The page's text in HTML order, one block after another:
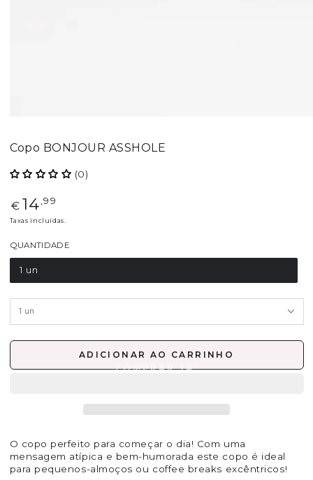
Copo BONJOUR ASSHOLE
(0)
Preço
regular
€ 14 ,99
Taxas incluídas.
QUANTIDADE
1 un
ADICIONAR AO CARRINHO
O copo perfeito para começar o dia! Com uma
mensagem atípica e bem-humorada este copo é ideal
para pequenos-almoços ou coffee breaks excêntricos!